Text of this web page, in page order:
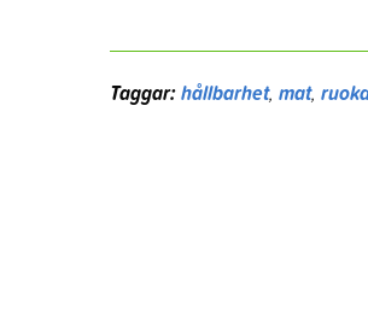
Taggar:hållbarhet, mat,